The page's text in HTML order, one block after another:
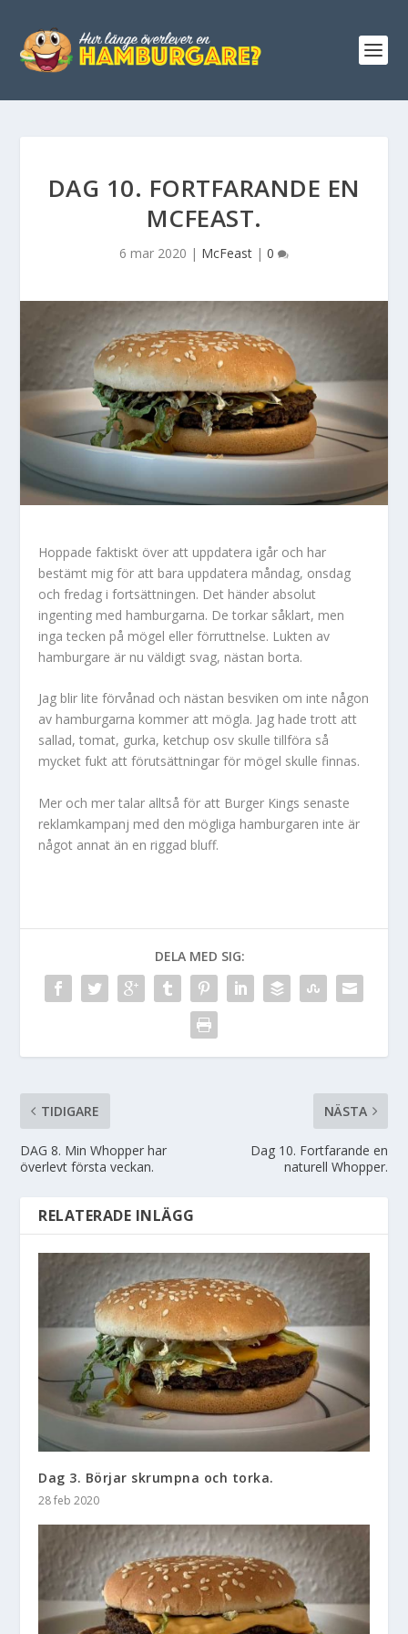
DAG 10. FORTFARANDE EN
MCFEAST.
6 mar 2020 | McFeast | 0
Hoppade faktiskt över att uppdatera igår och har
bestämt mig för att bara uppdatera måndag, onsdag
och fredag i fortsättningen. Det händer absolut
ingenting med hamburgarna. De torkar såklart, men
inga tecken på mögel eller förruttnelse. Lukten av
hamburgare är nu väldigt svag, nästan borta.
Jag blir lite förvånad och nästan besviken om inte någon
av hamburgarna kommer att mögla. Jag hade trott att
sallad, tomat, gurka, ketchup osv skulle tillföra så
mycket fukt att förutsättningar för mögel skulle finnas.
Mer och mer talar alltså för att Burger Kings senaste
reklamkampanj med den mögliga hamburgaren inte är
något annat än en riggad bluff.
DELA MED SIG:
TIDIGARE
DAG 8. Min Whopper har
överlevt första veckan.
NÄSTA
Dag 10. Fortfarande en
naturell Whopper.
RELATERADE INLÄGG
Dag 3. Börjar skrumpna och torka.
28 feb 2020